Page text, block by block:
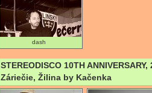
dash
STEREODISCO 10TH
Záriečie, Žilina by Kačenka